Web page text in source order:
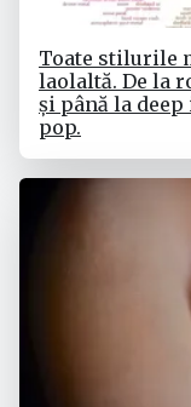
Toate stilurile
laolaltă. De la
și până la
pop.